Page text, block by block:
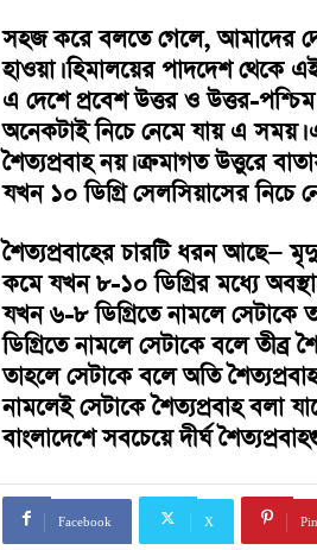
সহজ করে বলতে গেলে, আমাদের
হাওয়া। হিমালয়ের পাদদেশ থেকে
এ দেশে প্রবেশ উত্তর ও উত্তর-পশ্চিম
অনেকটাই নিচে নেমে যায় এ
শৈত্যপ্রবাহ নয়। ক্রমাগত উত্তুরে
যখন ১০ ডিগ্রি সেলসিয়াসের নিচে
শৈত্যপ্রবাহের চারটি ধরন আছে—
কমে যখন ৮-১০ ডিগ্রির মধ্যে
যখন ৬-৮ ডিগ্রিতে নামলে সেটাকে
ডিগ্রিতে নামলে সেটাকে বলে তীব্র
তাহলে সেটাকে বলে অতি
নামলেই সেটাকে শৈত্যপ্রবাহ বলা
বাংলাদেশে সবচেয়ে দীর্ঘ
Facebook X